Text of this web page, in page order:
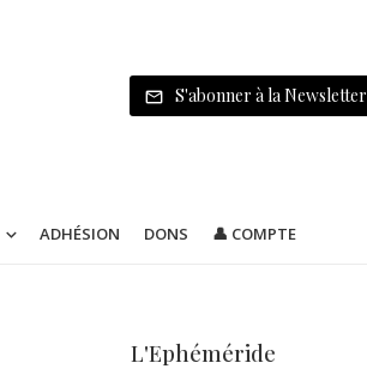
S'abonner à la Newsletter
ADHÉSION DONS 👤 COMPTE
L'Ephéméride